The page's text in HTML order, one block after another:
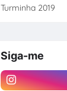
Turminha 2019
Siga-me